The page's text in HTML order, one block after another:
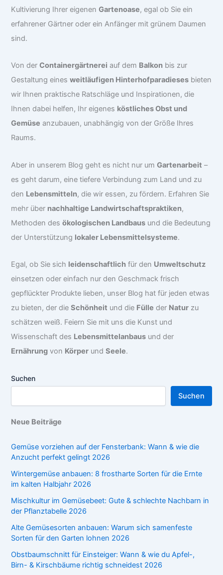
Kultivierung Ihrer eigenenGartenoase, egal ob Sie ein
erfahrener Gärtner oder ein Anfänger mit grünem Daumen
sind.
Von derContainergärtnerei auf dem Balkon bis zur
Gestaltung einesweitläufigen Hinterhofparadieses bieten
wir Ihnen praktische Ratschläge und Inspirationen, die
Ihnen dabei helfen, Ihr eigenes köstliches Obst und
Gemüse anzubauen, unabhängig von der Größe Ihres
Raums.
Aber in unserem Blog geht es nicht nur umGartenarbeit –
es geht darum, eine tiefere Verbindung zum Land und zu
den Lebensmitteln, die wir essen, zu fördern. Erfahren Sie
mehr über nachhaltige Landwirtschaftspraktiken,
Methoden desökologischen Landbaus und die Bedeutung
der Unterstützung lokaler Lebensmittelsysteme.
Egal, ob Sie sich leidenschaftlich für den Umweltschutz
einsetzen oder einfach nur den Geschmack frisch
gepflückter Produkte lieben, unser Blog hat für jeden etwas
zu bieten, der dieSchönheit und die Fülle der Natur zu
schätzen weiß. Feiern Sie mit uns die Kunst und
Wissenschaft des Lebensmittelanbaus und der
Ernährung von Körper undSeele.
Suchen
Suchen
Neue Beiträge
Gemüse vorziehen auf der Fensterbank: Wann & wie die
Anzucht perfekt gelingt 2026
Wintergemüse anbauen: 8 frostharte Sorten für die Ernte
im kalten Halbjahr 2026
Mischkultur im Gemüsebeet: Gute & schlechte Nachbarn in
der Pflanztabelle 2026
Alte Gemüsesorten anbauen: Warum sich samenfeste
Sorten für den Garten lohnen 2026
Obstbaumschnitt für Einsteiger: Wann & wie du Apfel-,
Birn- & Kirschbäume richtig schneidest 2026